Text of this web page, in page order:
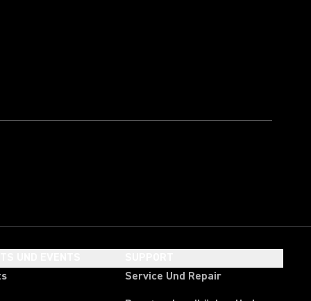
Service Und Repair